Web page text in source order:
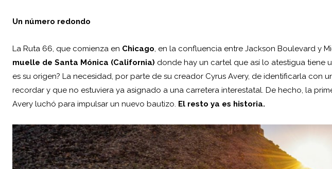
Un número redondo
La Ruta 66, que comienza en Chicago, en la confluencia entre Jackson Boulevard y
muelle de Santa Mónica (California) donde hay un cartel que así lo atestigua tiene
es su origen? La necesidad, por parte de su creador Cyrus Avery, de identificarla con
recordar y que no estuviera ya asignado a una carretera interestatal. De hecho, la
Avery luchó para impulsar un nuevo bautizo. El resto ya es historia.